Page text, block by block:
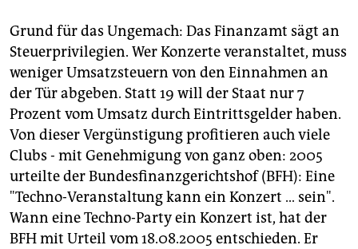
Grund für das Ungemach: Das Finanzamt sägt an
Steuerprivilegien. Wer Konzerte veranstaltet, muss
weniger Umsatzsteuern von den Einnahmen an
der Tür abgeben. Statt 19 will der Staat nur 7
Prozent vom Umsatz durch Eintrittsgelder haben.
Von dieser Vergünstigung profitieren auch viele
Clubs - mit Genehmigung von ganz oben: 2005
urteilte der Bundesfinanzgerichtshof (BFH): Eine
"Techno-Veranstaltung kann ein Konzert … sein".
Wann eine Techno-Party ein Konzert ist, hat der
BFH mit Urteil vom 18.08.2005 entschieden. Er